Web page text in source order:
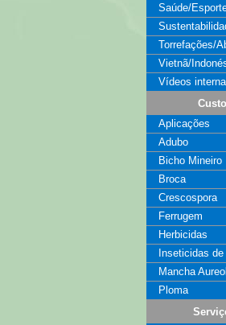
Saúde/
Torrefações/
Vietnã/
Vídeos
Aplicações
Adubo
Bicho Mineiro
Broca
Crescospora
Ferrugem
Herbicidas
Inseticidas
Mancha
Ploma